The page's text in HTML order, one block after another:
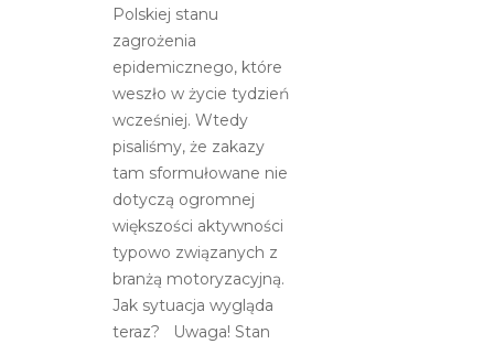
Polskiej stanu
zagrożenia
epidemicznego, które
weszło w życie tydzień
wcześniej. Wtedy
pisaliśmy, że zakazy
tam sformułowane nie
dotyczą ogromnej
większości aktywności
typowo związanych z
branżą motoryzacyjną.
Jak sytuacja wygląda
teraz? Uwaga! Stan